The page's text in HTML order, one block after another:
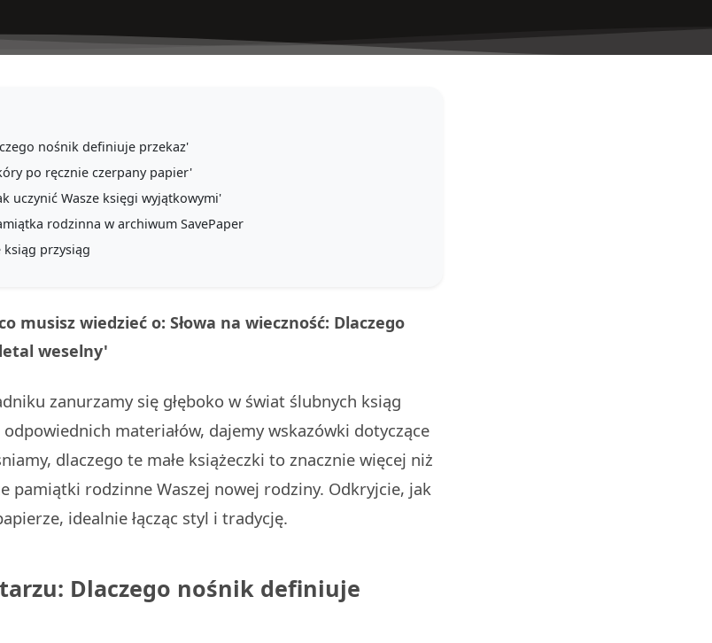
nośnik definiuje przekaz'
po ręcznie czerpany papier'
uczynić Wasze księgi wyjątkowymi'
rodzinna w archiwum SavePaper
przysiąg
musisz wiedzieć o: Słowa na wieczność: Dlaczego
weselny'
zanurzamy się głęboko w świat ślubnych ksiąg
materiałów, dajemy wskazówki dotyczące
dlaczego te małe książeczki to znacznie więcej niż
pamiątki rodzinne Waszej nowej rodziny. Odkryjcie, jak
idealnie łącząc styl i tradycję.
Dlaczego nośnik definiuje